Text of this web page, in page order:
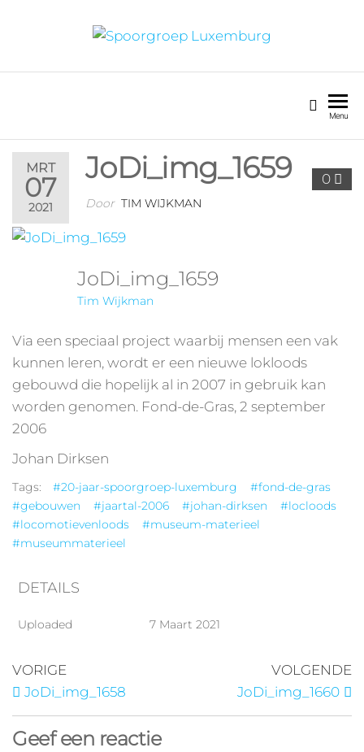
Menu
MRT
07
2021
0
JoDi_img_1659
Door TIM WIJKMAN
JoDi_img_1659
Tim Wijkman
Via een speciaal project waarbij mensen een vak
kunnen leren, wordt er een nieuwe lokloods
gebouwd die hopelijk al in 2007 in gebruik kan
worden genomen. Fond-de-Gras, 2 september
2006
Johan Dirksen
Tags: #20-jaar-spoorgroep-luxemburg
#fond-de-gras
#gebouwen
#jaartal-2006 #johan-dirksen
#locloods
#locomotievenloods
#museum-materieel
#museummaterieel
DETAILS
Uploaded 7 Maart 2021
VORIGE
JoDi_img_1658
VOLGENDE
JoDi_img_1660
Geef een reactie